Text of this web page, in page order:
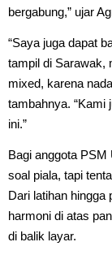
bergabung,” ujar
“Saya juga dapat
tampil di Sarawak,
mixed, karena
tambahnya. “Kami
ini.”
Bagi anggota
soal piala, tapi
Dari latihan hingga
harmoni di atas
di balik layar.